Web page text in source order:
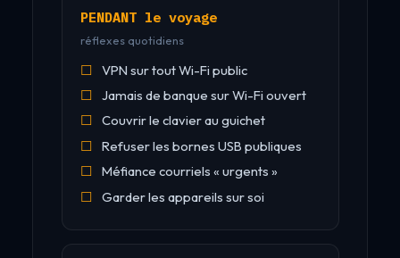
PENDANT le voyage
réflexes quotidiens
VPN sur tout Wi-Fi public
Jamais de banque sur Wi-Fi ouvert
Couvrir le clavier au guichet
Refuser les bornes USB publiques
Méfiance courriels « urgents »
Garder les appareils sur soi